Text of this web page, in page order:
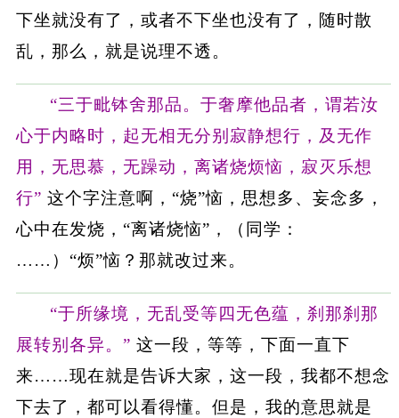
下坐就没有了，或者不下坐也没有了，随时散
乱，那么，就是说理不透。
“三于毗钵舍那品。于奢摩他品者，谓若汝
心于内略时，起无相无分别寂静想行，及无作
用，无思慕，无躁动，离诸烧烦恼，寂灭乐想
行” 这个字注意啊，“烧”恼，思想多、妄念多，
心中在发烧，“离诸烧恼”，（同学：
……）“烦”恼？那就改过来。
“于所缘境，无乱受等四无色蕴，刹那刹那
展转别各异。” 这一段，等等，下面一直下
来……现在就是告诉大家，这一段，我都不想念
下去了，都可以看得懂。但是，我的意思就是